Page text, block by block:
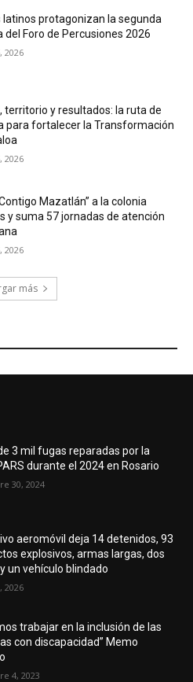
latinos protagonizan la segunda
del Foro de Percusiones 2026
2026
territorio y resultados: la ruta de
para fortalecer la Transformación
2026
Mazatlán” a la colonia
y suma 57 jornadas de atención
2026
más
3 mil fugas reparadas por la
durante el 2024 en Rosario
30, 2024
aeromóvil deja 14 detenidos, 93
explosivos, armas largas, dos
un vehículo blindado
2026
trabajar en la inclusión de las
con discapacidad” Memo
4, 2023